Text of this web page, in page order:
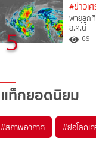
5
#ข่าวเ
พายุลูก
ส.ค.นี้
69
แท็กยอดนิยม
#สภาพอากาศ #ย่อโลกเ